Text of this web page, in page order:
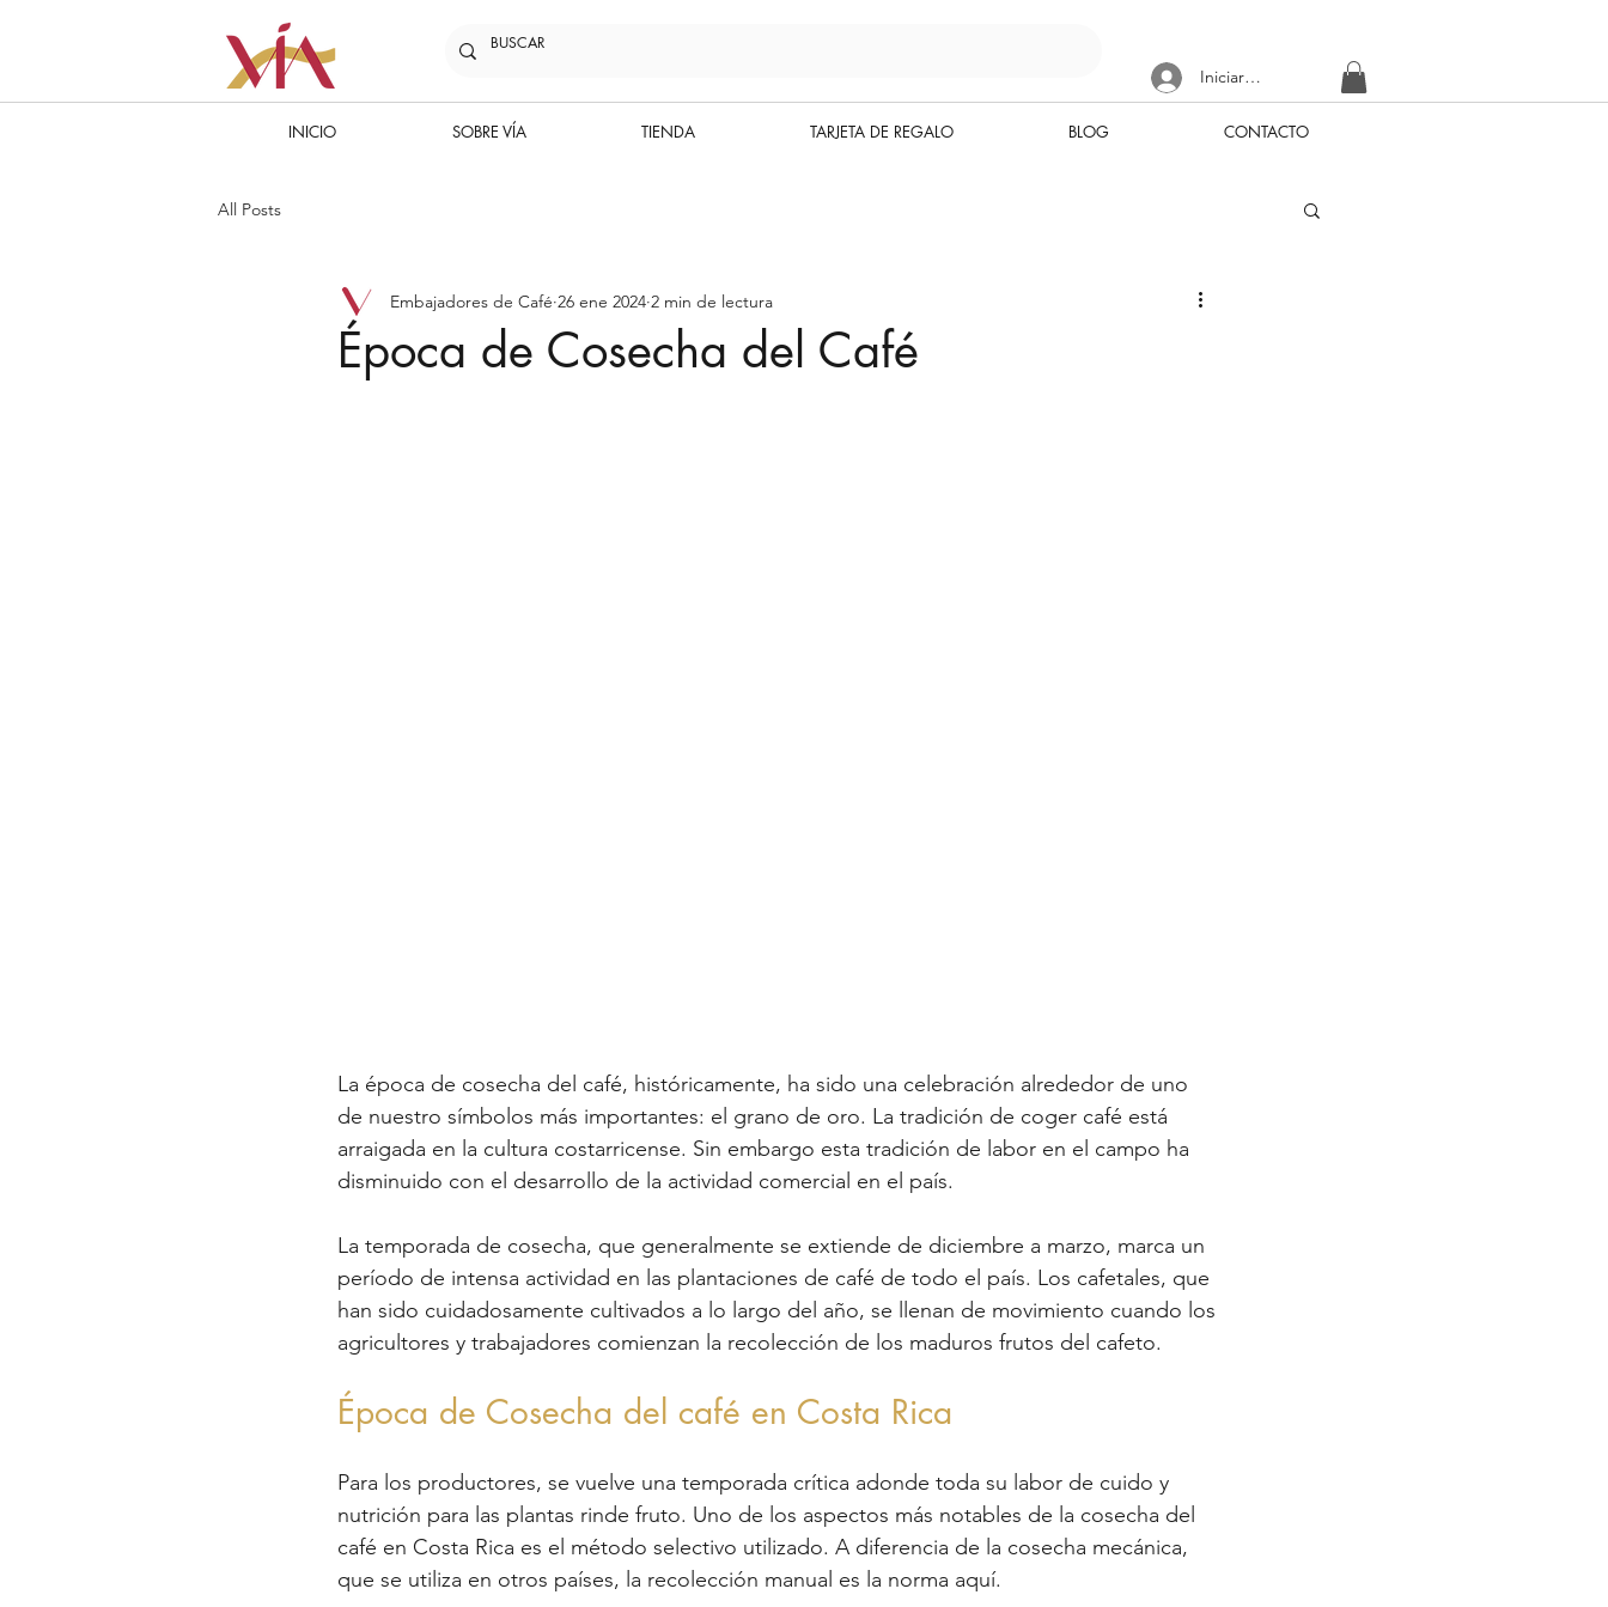
Iniciar sesión
INICIO SOBRE VÍA TIENDA TARJETA DE REGALO BLOG CONTACTO
All Posts
Época de Cosecha del Café
Embajadores de Café 26 ene 2024 2 min de lectura
La época de cosecha del café, históricamente, ha sido una celebración alrededor de uno
de nuestro símbolos más importantes: el grano de oro. La tradición de coger café está
arraigada en la cultura costarricense. Sin embargo esta tradición de labor en el campo ha
disminuido con el desarrollo de la actividad comercial en el país.
La temporada de cosecha, que generalmente se extiende de diciembre a marzo, marca un
período de intensa actividad en las plantaciones de café de todo el país. Los cafetales, que
han sido cuidadosamente cultivados a lo largo del año, se llenan de movimiento cuando los
agricultores y trabajadores comienzan la recolección de los maduros frutos del cafeto.
Época de Cosecha del café en Costa Rica
Para los productores, se vuelve una temporada crítica adonde toda su labor de cuido y
nutrición para las plantas rinde fruto. Uno de los aspectos más notables de la cosecha del
café en Costa Rica es el método selectivo utilizado. A diferencia de la cosecha mecánica,
que se utiliza en otros países, la recolección manual es la norma aquí.